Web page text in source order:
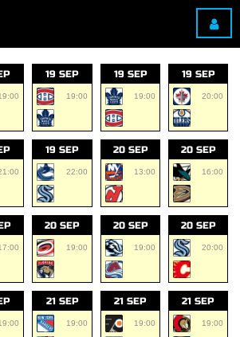
19 SEP
19:00
19 SEP
19:00
19 SEP
20:00
19 SEP
22:00
20 SEP
13:00
20 SEP
16:00
20 SEP
19:00
20 SEP
19:00
20 SEP
20:00
21 SEP
19:00
21 SEP
19:00
21 SEP
19:00